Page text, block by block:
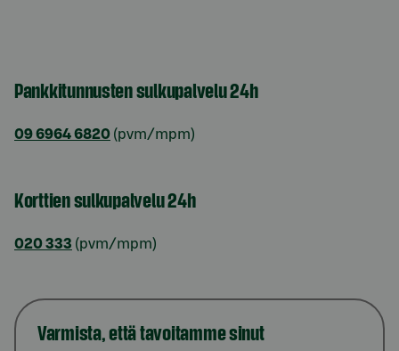
Pankkitunnusten sulkupalvelu 24h
09 6964 6820 (pvm/mpm)
Korttien sulkupalvelu 24h
020 333 (pvm/mpm)
Varmista, että tavoitamme sinut